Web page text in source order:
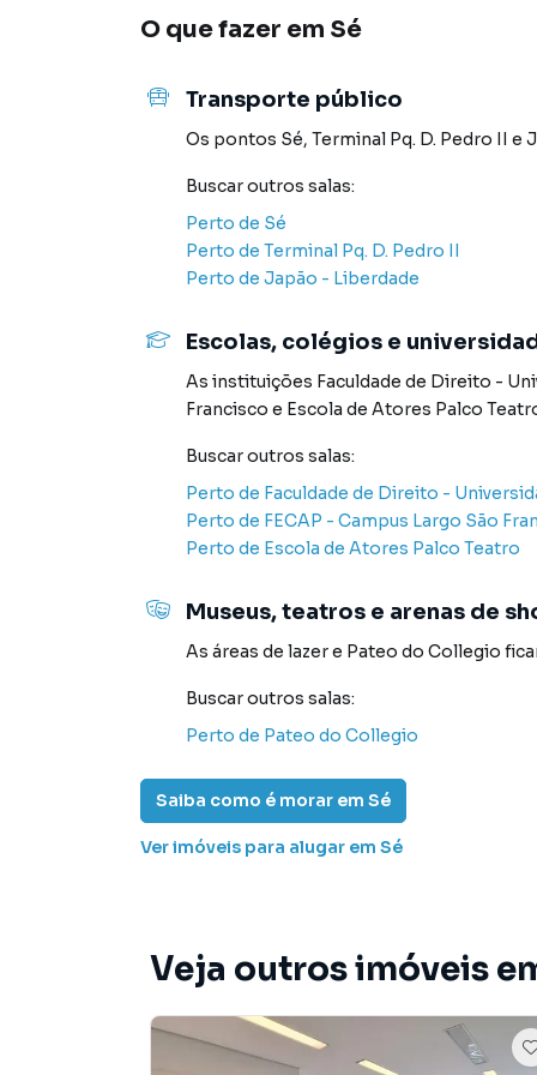
deseja mais informações sobre Sala em São
A Sell Imóveis tem mais opções de
terrenos, lojas e barracões para venda ou
lançamentos na planta em Sé e em outras
Negocie seu imóvel de forma totalmente
consegue comprar ou alugar um imóvel em
inovadoras para simplificar a relação de
Anuncie seu imóvel! É fácil, rápido e gratuito!
diversas cidades do Brasil, incluindo São Paulo.
Na Sell Imóveis você consegue vender ou
tradicionais. Já vendemos e locamos
porque temos uma equipe de marketing
maior chance de vender ou alugar seu imóvel
programadores, corretores treinados e uma
O que fazer em Sé
Transporte público
Os pontos Sé, Terminal Pq. D. Pedro II e
Buscar outros salas:
Perto de Sé
Perto de Terminal Pq. D. Pedro II
Perto de Japão - Liberdade
Escolas, colégios e
As instituições Faculdade de Direito -
Francisco e Escola de Atores Palco
Buscar outros salas:
Perto de Faculdade de Direito -
Perto de FECAP - Campus Largo São
Perto de Escola de Atores Palco Teatro
Museus, teatros e arenas de
As áreas de lazere Pateo do Collegio
Buscar outros salas:
Perto de Pateo do Collegio
Saiba como é morar em Sé
Ver imóveis para alugar em Sé
Veja outros imóveis